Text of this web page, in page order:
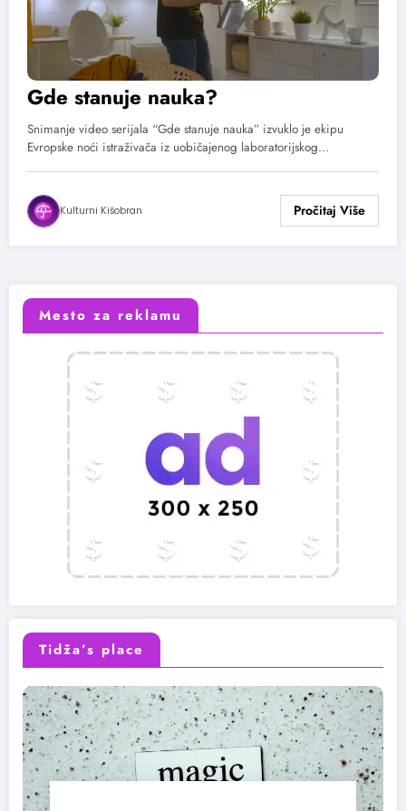
Gde stanuje nauka?
Snimanje video serijala “Gde stanuje nauka” izvuklo je ekipu
Evropske noći istraživača iz uobičajenog laboratorijskog…
Kulturni Kišobran
Mesto za reklamu
Tidža’s place